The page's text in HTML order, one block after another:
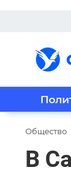
Общество
В